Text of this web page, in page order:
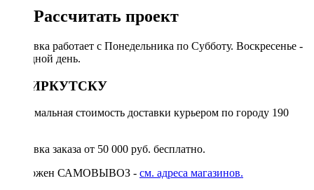
Рассчитать проект
Доставка работает с Понедельника по Субботу. Воскресенье -
выходной день.
ПО ИРКУТСКУ
Минимальная стоимость доставки курьером по городу 190
Доставка заказа от 50 000 руб. бесплатно.
Возможен САМОВЫВОЗ - см. адреса магазинов.